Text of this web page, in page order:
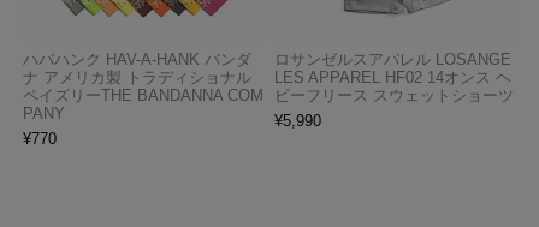
ハバハンク HAV-A-HANK バンダ
ナ アメリカ製 トラディショナル
ペイズリーTHE BANDANNA COM
PANY
¥770
ロサンゼルスアパレル LOSANGE
LES APPAREL HF02 14オンス ヘ
ビーフリース スウェットショーツ
¥5,990